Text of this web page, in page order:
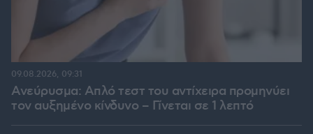
Ανεύρυσμα: Απλό τεστ του αντίχειρα προμηνύει
τον αυξημένο κίνδυνο – Γίνεται σε 1 λεπτό
09.08.2026, 09:31